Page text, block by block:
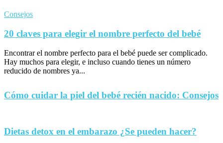
Consejos
20 claves para elegir el nombre perfecto del bebé
Encontrar el nombre perfecto para el bebé puede ser complicado.
Hay muchos para elegir, e incluso cuando tienes un número
reducido de nombres ya...
Cómo cuidar la piel del bebé recién nacido: Consejos
Dietas detox en el embarazo ¿Se pueden hacer?